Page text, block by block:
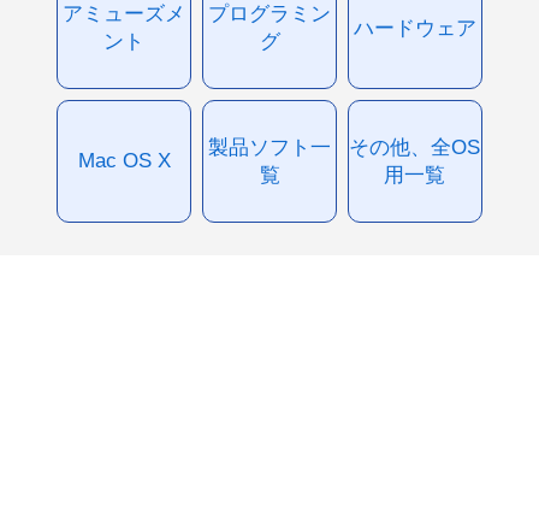
アミューズメ
ント
プログラミン
グ
ハードウェア
Mac OS X
製品ソフト一
覧
その他、全OS
用一覧